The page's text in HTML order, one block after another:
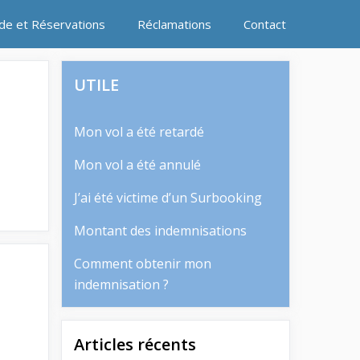
et Réservations Réclamations Contact
UTILE
Mon vol a été retardé
Mon vol a été annulé
J’ai été victime d’un Surbooking
Montant des indemnisations
Comment obtenir mon
indemnisation ?
Articles récents